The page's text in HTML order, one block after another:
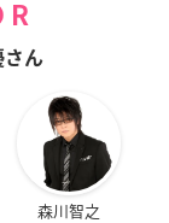
さん
森川智之